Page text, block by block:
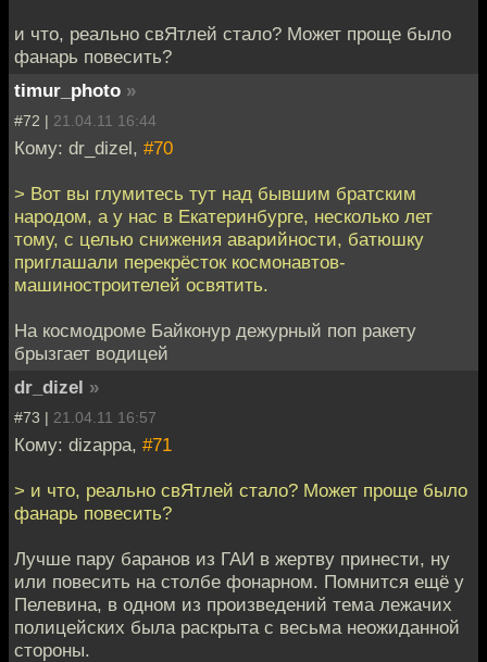
и что, реально свЯтлей стало? Может проще было
фанарь повесить?
timur_photo »
#72 | 21.04.11 16:44
Кому: dr_dizel, #70
> Вот вы глумитесь тут над бывшим братским
народом, а у нас в Екатеринбурге, несколько лет
тому, с целью снижения аварийности, батюшку
приглашали перекрёсток космонавтов-
машиностроителей освятить.
На космодроме Байконур дежурный поп ракету
брызгает водицей
dr_dizel »
#73 | 21.04.11 16:57
Кому: dizappa, #71
> и что, реально свЯтлей стало? Может проще было
фанарь повесить?
Лучше пару баранов из ГАИ в жертву принести, ну
или повесить на столбе фонарном. Помнится ещё у
Пелевина, в одном из произведений тема лежачих
полицейских была раскрыта с весьма неожиданной
стороны.